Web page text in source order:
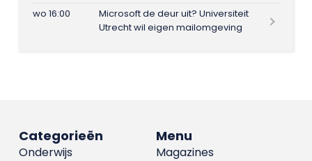
wo 16:00
Microsoft de deur uit? Universiteit
Utrecht wil eigen mailomgeving
Menu
Magazines
Categorieën
Onderwijs